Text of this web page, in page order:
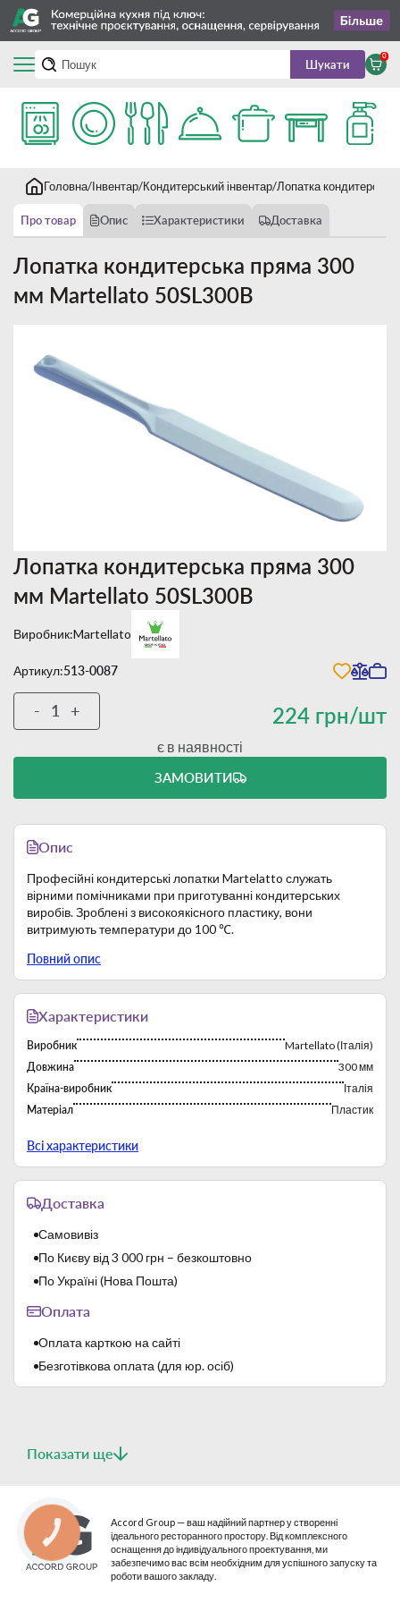
Шукати
0
Головна Інвентар Кондитерський інвентар Лопатка
Про товар Опис Характеристики Доставка
Лопатка кондитерська пряма 300
мм Martellato 50SL300B
Лопатка кондитерська пряма 300
мм Martellato 50SL300B
Виробник:Martellato
Артикул:513-0087
224 грн/шт
- +
є в наявності
ЗАМОВИТИ
Опис
Професійні кондитерські лопатки Martelatto служать
вірними помічниками при приготуванні кондитерських
виробів. Зроблені з високоякісного пластику, вони
витримують температури до 100 ℃.
Розмір робочої частини — 30х155 мм.
Матеріал — пластик.
Повний опис
Характеристики
Виробник
Martellato (Італія)
Довжина
300 мм
Країна-виробник
Італія
Матеріал
Пластик
Всі характеристики
Доставка
Самовивіз
По Києву від 3 000 грн – безкоштовно
По Україні (Нова Пошта)
Оплата
Оплата карткою на сайті
Безготівкова оплата (для юр. осіб)
Показати ще
Accord Group — ваш надійний партнер у створенні
ідеального ресторанного простору. Від комплексного
оснащення до індивідуального проектування, ми
забезпечимо вас всім необхідним для успішного запуску та
роботи вашого закладу.
КНОПКА
СВЯЗИ